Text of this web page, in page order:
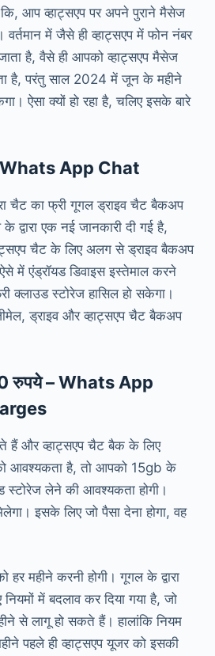
आप व्हाट्सएप पर अपने पुराने मैसेज
में जैसे ही व्हाट्सएप में फोन नंबर
है, वैसे ही आपको व्हाट्सएप मैसेज
है, परंतु साल 2024 में जून के महीने
ऐसा क्यों हो रहा है, चलिए इसके बारे
? Whats App Chat
चैट का फ्री गूगल ड्राइव चैट बैकअप
द्वारा एक नई जानकारी दी गई है,
चैट के लिए अलग से ड्राइव बैकअप
में एंड्रॉयड डिवाइस इस्तेमाल करने
क्लाउड स्टोरेज हासिल हो सकेगा।
ड्राइव और व्हाट्सएप चैट बैकअप
रुपये – Whats App
हैं और व्हाट्सएप चैट बैक के लिए
आवश्यकता है, तो आपको 15gb के
स्टोरेज लेने की आवश्यकता होगी।
इसके लिए जो पैसा देना होगा, वह
महीने करनी होगी। गूगल के द्वारा
में बदलाव कर दिया गया है, जो
से लागू हो सकते हैं। हालांकि नियम
पहले ही व्हाट्सएप यूजर को इसकी